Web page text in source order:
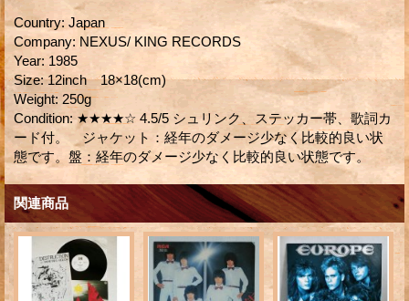
Country: Japan
Company: NEXUS/ KING RECORDS
Year: 1985
Size: 12inch 18×18(cm)
Weight: 250g
Condition: ★★★★☆ 4.5/5 シュリンク、ステッカー帯、歌詞カ
ード付。 ジャケット：経年のダメージ少なく比較的良い状
態です。盤：経年のダメージ少なく比較的良い状態です。
関連商品